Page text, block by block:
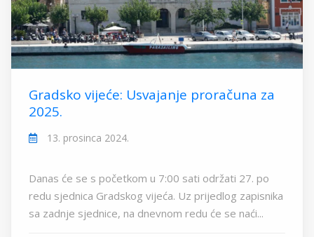
Gradsko vijeće: Usvajanje proračuna za
2025.
13. prosinca 2024.
Danas će se s početkom u 7:00 sati održati 27. po
redu sjednica Gradskog vijeća. Uz prijedlog zapisnika
sa zadnje sjednice, na dnevnom redu će se naći...